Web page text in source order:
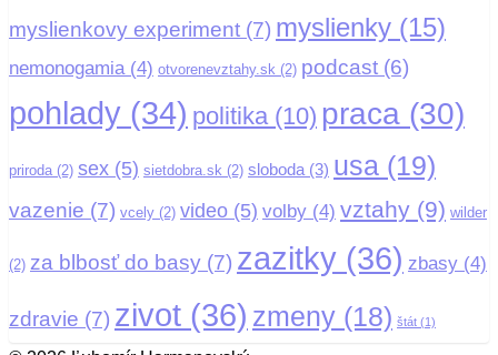
myslienkovy experiment (7) myslienky (15)
nemonogamia(4) otvorenevztahy.sk (2) podcast (6)
pohlady (34) politika(10) praca (30)
priroda (2) sex (5) sietdobra.sk (2) sloboda (3) usa (19)
vazenie (7) vcely (2) video (5) volby (4) vztahy (9) wilder
(2) za blbosť do basy (7) zazitky (36) zbasy (4)
zdravie (7) zivot (36) zmeny (18) štát (1)